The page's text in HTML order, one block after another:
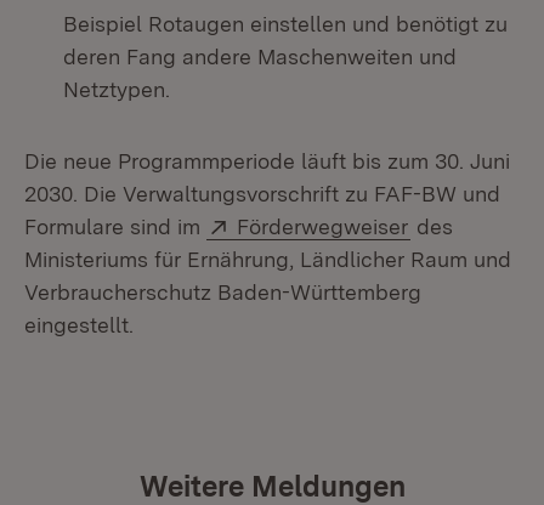
Beispiel Rotaugen einstellen und benötigt zu
deren Fang andere Maschenweiten und
Netztypen.
Die neue Programmperiode läuft bis zum 30. Juni
2030. Die Verwaltungsvorschrift zu FAF-BW und
Formulare sind im
Extern:
Förderwegweiser (Öffnet in
des
Ministeriums für Ernährung, Ländlicher Raum und
Verbraucherschutz Baden-Württemberg
eingestellt.
Weitere Meldungen